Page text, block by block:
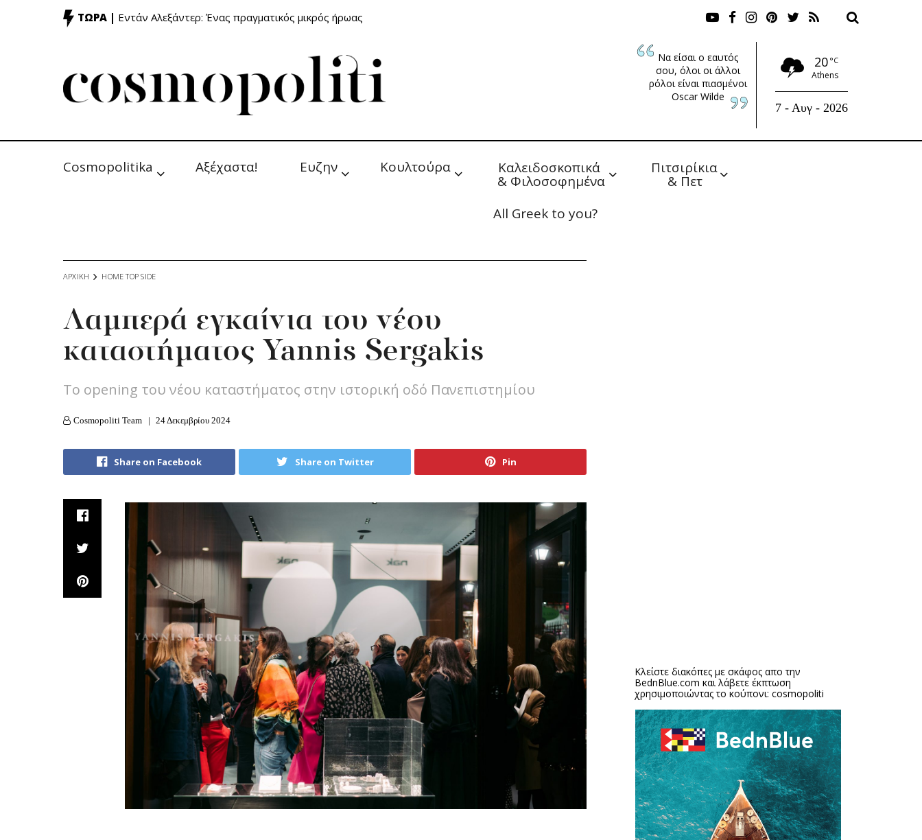
ΤΩΡΑ | Εντάν Αλεξάντερ: Ένας πραγματικός μικρός ήρωας
Να είσαι ο εαυτός
σου, όλοι οι άλλοι
ρόλοι είναι πιασμένοι
Oscar Wilde
20 °C
Athens
7 - Αυγ - 2026
Cosmopolitika Αξέχαστα! Ευζην Κουλτούρα Καλειδοσκοπικά
& Φιλοσοφημένα
Πιτσιρίκια
& Πετ
All Greek to you?
ΑΡΧΙΚΗ HOME TOP SIDE
Λαμπερά εγκαίνια του νέου
καταστήματος Yannis Sergakis
Tο opening του νέου καταστήματος στην ιστορική οδό Πανεπιστημίου
Cosmopoliti Team 24 Δεκεμβρίου 2024
Share on Facebook Share on Twitter Pin
Κλείστε διακόπες με σκάφος απο την
BednBlue.com και λάβετε έκπτωση
χρησιμοποιώντας το κούπονι: cosmopoliti